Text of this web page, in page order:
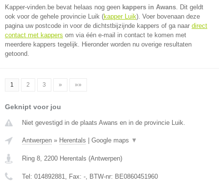
Kapper-vinden.be bevat helaas nog geen kappers in Awans. Dit geldt
ook voor de gehele provincie Luik (kapper Luik). Voer bovenaan deze
pagina uw postcode in voor de dichtstbijzijnde kappers of ga naar direct
contact met kappers om via één e-mail in contact te komen met
meerdere kappers tegelijk. Hieronder worden nu overige resultaten
getoond.
1 2 3 » »»
Geknipt voor jou
Niet gevestigd in de plaats Awans en in de provincie Luik.
Antwerpen » Herentals Google maps ▼
Ring 8, 2200 Herentals (Antwerpen)
Tel: 014892881, Fax: -, BTW-nr: BE0860451960